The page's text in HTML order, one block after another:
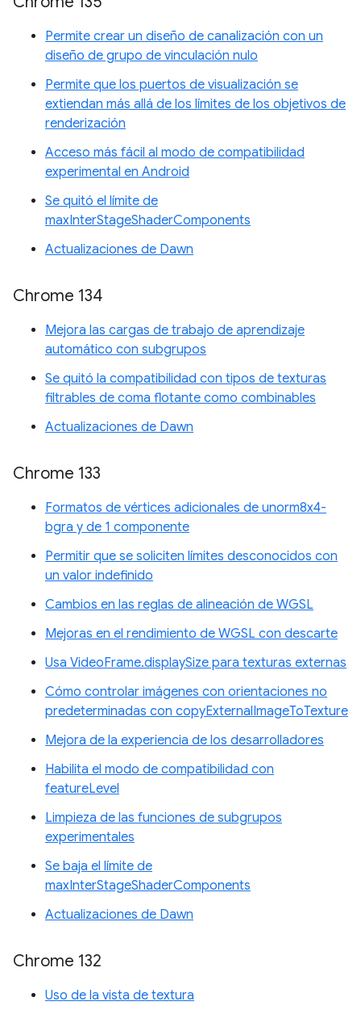
Permite crear un diseño de canalización con un
diseño de grupo de vinculación nulo
Permite que los puertos de visualización se
extiendan más allá de los límites de los objetivos de
renderización
Acceso más fácil al modo de compatibilidad
experimental en Android
Se quitó el límite de
maxInterStageShaderComponents
Actualizaciones de Dawn
Chrome 134
Mejora las cargas de trabajo de aprendizaje
automático con subgrupos
Se quitó la compatibilidad con tipos de texturas
filtrables de coma flotante como combinables
Actualizaciones de Dawn
Chrome 133
Formatos de vértices adicionales de unorm8x4-
bgra y de 1 componente
Permitir que se soliciten límites desconocidos con
un valor indefinido
Cambios en las reglas de alineación de WGSL
Mejoras en el rendimiento de WGSL con descarte
Usa VideoFrame.displaySize para texturas externas
Cómo controlar imágenes con orientaciones no
predeterminadas con copyExternalImageToTexture
Mejora de la experiencia de los desarrolladores
Habilita el modo de compatibilidad con
featureLevel
Limpieza de las funciones de subgrupos
experimentales
Se baja el límite de
maxInterStageShaderComponents
Actualizaciones de Dawn
Chrome 132
Uso de la vista de textura